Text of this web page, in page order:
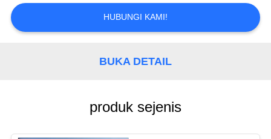
HUBUNGI
KAMI
HUBUNGI KAMI!
BUKA DETAIL
produk sejenis